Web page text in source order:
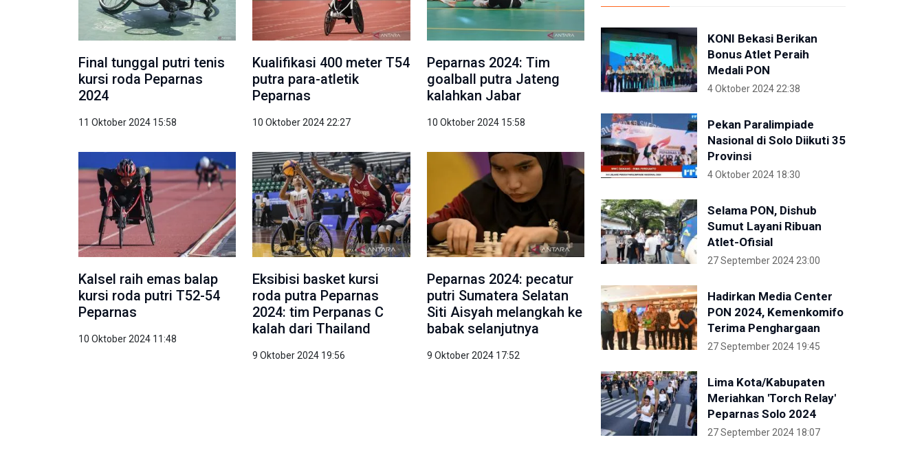
Final tunggal putri tenis
kursi roda Peparnas
2024
11 Oktober 2024 15:58
Kualifikasi 400 meter T54
putra para-atletik
Peparnas
10 Oktober 2024 22:27
Peparnas 2024: Tim
goalball putra Jateng
kalahkan Jabar
10 Oktober 2024 15:58
Kalsel raih emas balap
kursi roda putri T52-54
Peparnas
10 Oktober 2024 11:48
Eksibisi basket kursi
roda putra Peparnas
2024: tim Perpanas C
kalah dari Thailand
9 Oktober 2024 19:56
Peparnas 2024: pecatur
putri Sumatera Selatan
Siti Aisyah melangkah ke
babak selanjutnya
9 Oktober 2024 17:52
KONI Bekasi Berikan
Bonus Atlet Peraih
Medali PON
4 Oktober 2024 22:38
Pekan Paralimpiade
Nasional di Solo Diikuti 35
Provinsi
4 Oktober 2024 18:30
Selama PON, Dishub
Sumut Layani Ribuan
Atlet-Ofisial
27 September 2024 23:00
Hadirkan Media Center
PON 2024, Kemenkomifo
Terima Penghargaan
27 September 2024 19:45
Lima Kota/Kabupaten
Meriahkan 'Torch Relay'
Peparnas Solo 2024
27 September 2024 18:07